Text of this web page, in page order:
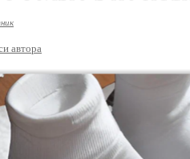
автора